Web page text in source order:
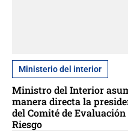
Ministerio del interior
Ministro del Interior
manera directa la
del Comité de Evaluación
Riesgo